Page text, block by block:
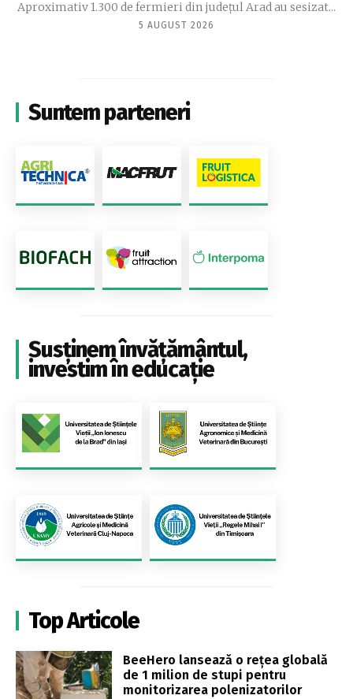
Aproximativ 1.300 de fermieri din județul Arad au sesizat...
5 AUGUST 2026
Suntem parteneri
Susținem învățământul,
investim în educație
Top Articole
BeeHero lansează o rețea globală
de 1 milion de stupi pentru
monitorizarea polenizatorilor